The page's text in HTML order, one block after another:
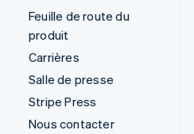
Feuille de route du
produit
Carrières
Salle de presse
Stripe Press
Nous contacter